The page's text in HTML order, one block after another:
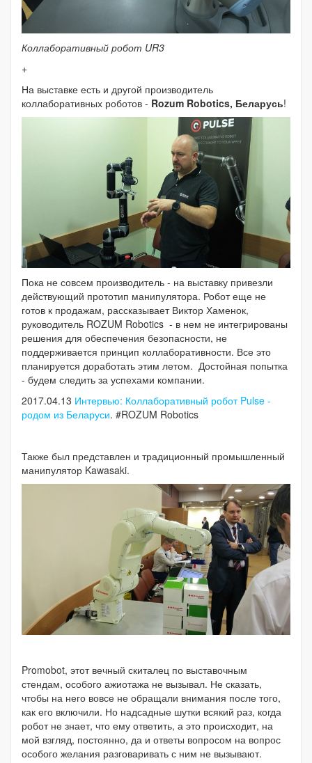
Коллаборативный робот UR3
+
На выставке есть и другой производитель
коллаборативных роботов - Rozum Robotics, Беларусь!
Пока не совсем производитель - на выставку привезли
действующий прототип манипулятора. Робот еще не
готов к продажам, рассказывает Виктор Хаменок,
руководитель ROZUM Robotics - в нем не интегрированы
решения для обеспечения безопасности, не
поддерживается принцип коллаборативности. Все это
планируется доработать этим летом. Достойная попытка
- будем следить за успехами компании.
2017.04.13 Интервью: Коллаборативный робот Pulse -
родом из Беларуси. #ROZUM Robotics
Также был представлен и традиционный промышленный
манипулятор Kawasaki.
Promobot, этот вечный скиталец по выставочным
стендам, особого ажиотажа не вызывал. Не сказать,
чтобы на него вовсе не обращали внимания после того,
как его включили. Но надсадные шутки всякий раз, когда
робот не знает, что ему ответить, а это происходит, на
мой взгляд, постоянно, да и ответы вопросом на вопрос
особого желания разговаривать с ним не вызывают.